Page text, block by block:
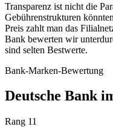
Transparenz ist nicht die
Gebührenstrukturen
Preis zahlt man das
Bank bewerten wir
sind selten Bestwerte.
Bank-Marken-Bewertung
Deutsche Bank
Rang 11